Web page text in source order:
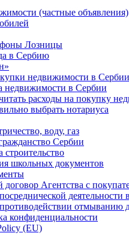
(частные объявления)
Лозницы
в Сербию
недвижимости в Сербии
недвижимости в Сербии
расходы на покупку
выбрать нотариуса
воду, газ
Сербии
строительство
школьных документов
договор Агентства с
отмыванию
конфиденциальности
(EU)